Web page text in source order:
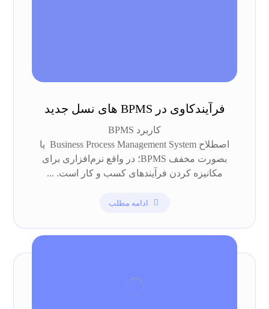
فرآیندکاوی در BPMS های نسل جدید
کاربرد BPMS
اصطلاح Business Process Management System یا
بصورت مخفف BPMS؛ در واقع نرم‌افزاری برای
مکانیزه کردن فرآیندهای کسب و کار است. ...
ادامه مطلب